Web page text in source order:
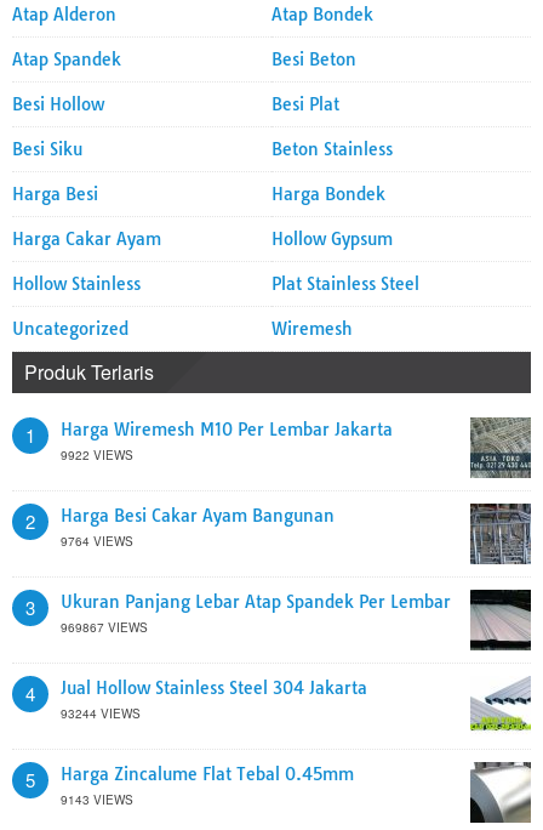
Atap Alderon Atap Bondek
Atap Spandek Besi Beton
Besi Hollow Besi Plat
Besi Siku Beton Stainless
Harga Besi Harga Bondek
Harga Cakar Ayam Hollow Gypsum
Hollow Stainless Plat Stainless Steel
Uncategorized Wiremesh
Produk Terlaris
1 Harga Wiremesh M10 Per Lembar Jakarta
9922 VIEWS
2 Harga Besi Cakar Ayam Bangunan
9764 VIEWS
3 Ukuran Panjang Lebar Atap Spandek Per Lembar
969867 VIEWS
4 Jual Hollow Stainless Steel 304 Jakarta
93244 VIEWS
5 Harga Zincalume Flat Tebal 0.45mm
9143 VIEWS